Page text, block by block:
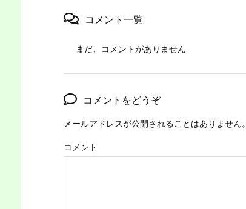
コメント一覧
まだ、コメントがありません
コメントをどうぞ
メールアドレスが公開されることはありません。
コメント